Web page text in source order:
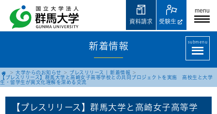
menu
受験生
資料請求
新着情報 submenu
大学からのお知らせ プレスリリース
新着情報
【プレスリリース】群馬大学と高崎女子高等学校との共同プロジェクトを実施 高校生と大学
生・留学生が異文化理解を深める交流
【プレスリリース】群馬大学と高崎女子高等学